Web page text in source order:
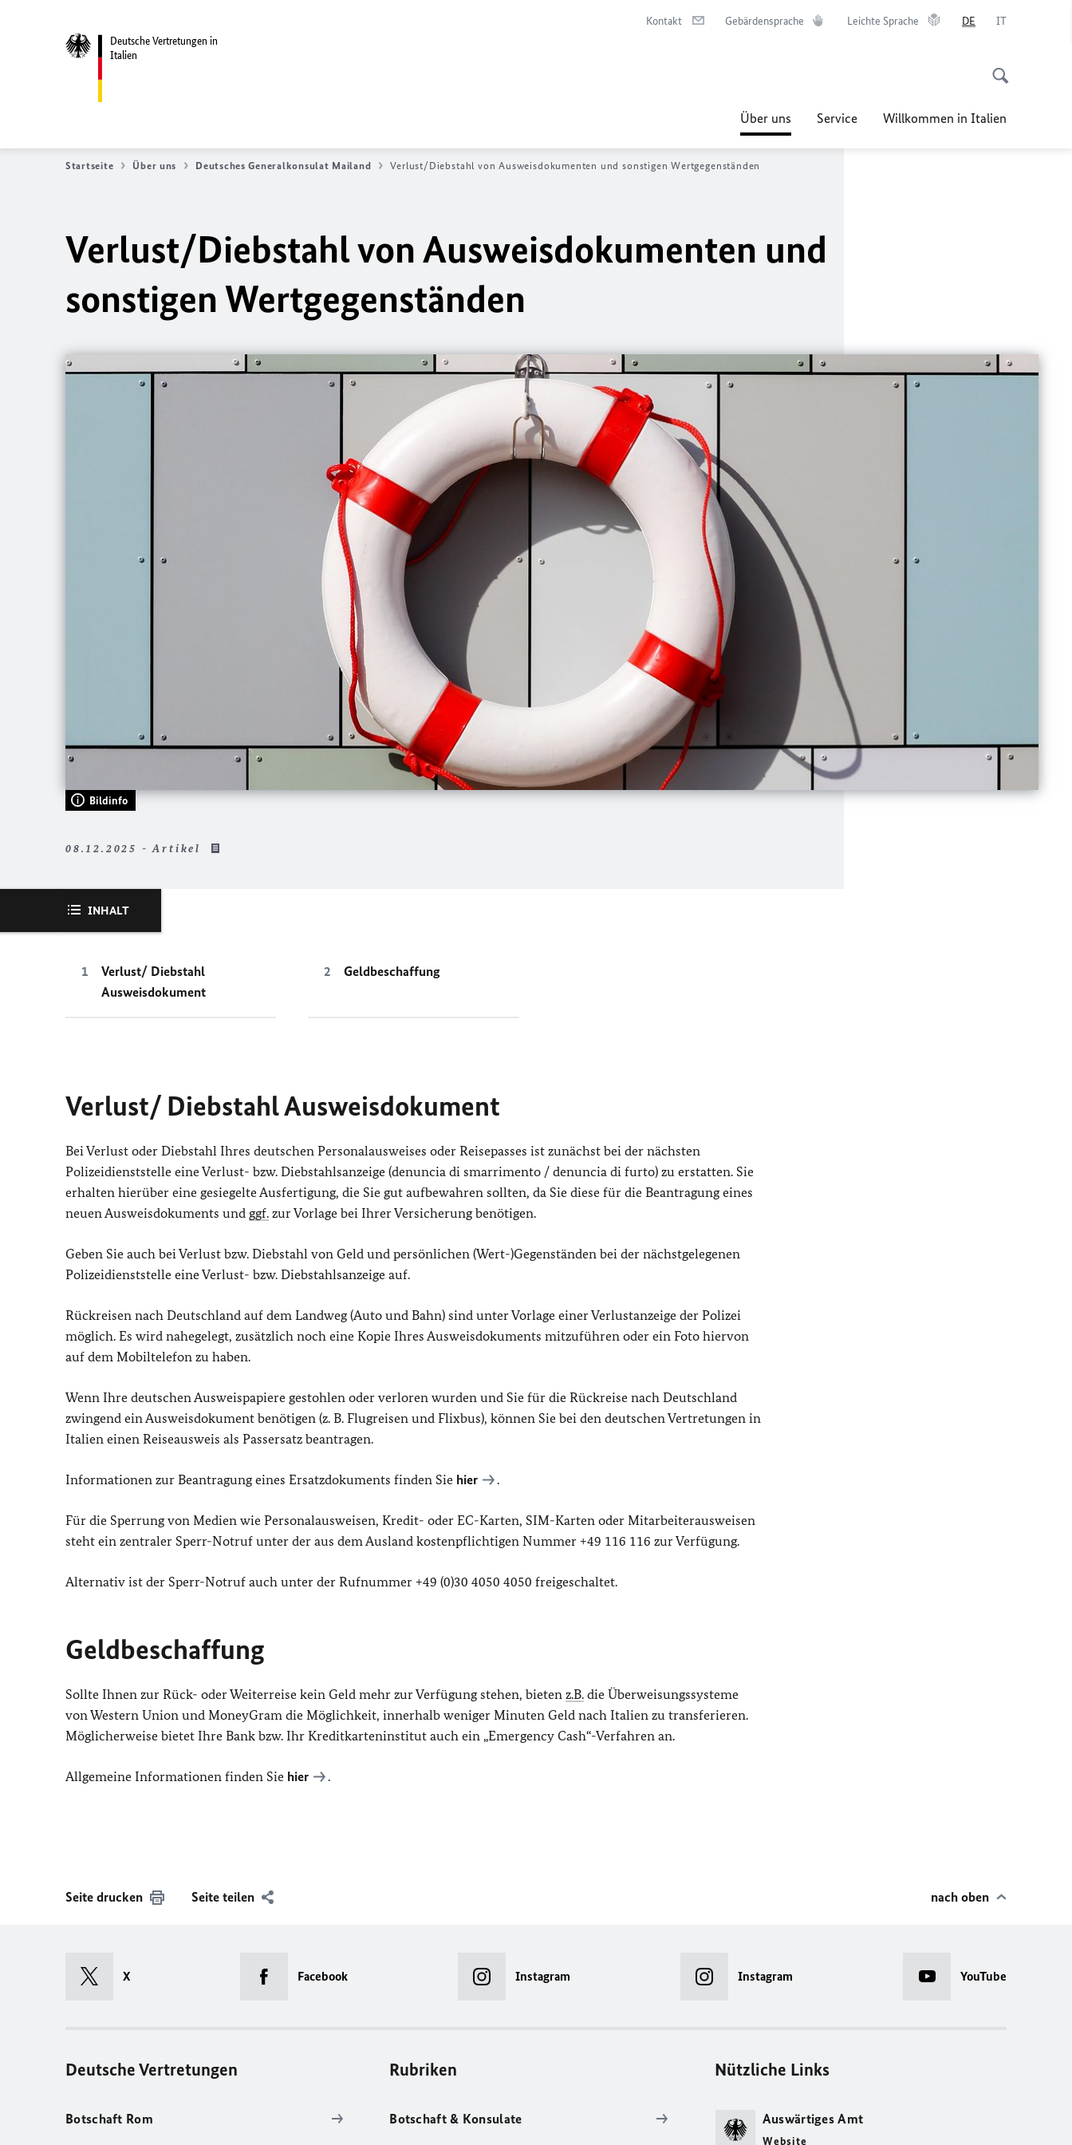
Deutsche Vertretungen in
Italien
Kontakt Gebärdensprache Leichte Sprache DE IT
Über uns Service Willkommen in Italien
Startseite Über uns Deutsches Generalkonsulat Mailand Verlust/Diebstahl von Ausweisdokumenten und sonstigen Wertgegenständen
Verlust/Diebstahl von Ausweisdokumenten und
sonstigen Wertgegenständen
Bildinfo
08.12.2025 - Artikel
INHALT
Verlust/ Diebstahl
Ausweisdokument
Geldbeschaffung
Verlust/ Diebstahl Ausweisdokument
Bei Verlust oder Diebstahl Ihres deutschen Personalausweises oder Reisepasses ist zunächst bei der nächsten
Polizeidienststelle eine Verlust- bzw. Diebstahlsanzeige (denuncia di smarrimento / denuncia di furto) zu erstatten. Sie
erhalten hierüber eine gesiegelte Ausfertigung, die Sie gut aufbewahren sollten, da Sie diese für die Beantragung eines
neuen Ausweisdokuments und ggf. zur Vorlage bei Ihrer Versicherung benötigen.
Geben Sie auch bei Verlust bzw. Diebstahl von Geld und persönlichen (Wert-)Gegenständen bei der nächstgelegenen
Polizeidienststelle eine Verlust- bzw. Diebstahlsanzeige auf.
Rückreisen nach Deutschland auf dem Landweg (Auto und Bahn) sind unter Vorlage einer Verlustanzeige der Polizei
möglich. Es wird nahegelegt, zusätzlich noch eine Kopie Ihres Ausweisdokuments mitzuführen oder ein Foto hiervon
auf dem Mobiltelefon zu haben.
Wenn Ihre deutschen Ausweispapiere gestohlen oder verloren wurden und Sie für die Rückreise nach Deutschland
zwingend ein Ausweisdokument benötigen (z. B. Flugreisen und Flixbus), können Sie bei den deutschen Vertretungen in
Italien einen Reiseausweis als Passersatz beantragen.
Informationen zur Beantragung eines Ersatzdokuments finden Sie hier .
Für die Sperrung von Medien wie Personalausweisen, Kredit- oder EC-Karten, SIM-Karten oder Mitarbeiterausweisen
steht ein zentraler Sperr-Notruf unter der aus dem Ausland kostenpflichtigen Nummer +49 116 116 zur Verfügung.
Alternativ ist der Sperr-Notruf auch unter der Rufnummer +49 (0)30 4050 4050 freigeschaltet.
Geldbeschaffung
Sollte Ihnen zur Rück- oder Weiterreise kein Geld mehr zur Verfügung stehen, bieten z.B. die Überweisungssysteme
von Western Union und MoneyGram die Möglichkeit, innerhalb weniger Minuten Geld nach Italien zu transferieren.
Möglicherweise bietet Ihre Bank bzw. Ihr Kreditkarteninstitut auch ein „Emergency Cash“-Verfahren an.
Allgemeine Informationen finden Sie hier .
Seite drucken Seite teilen nach oben
X Facebook Instagram Instagram YouTube
Deutsche Vertretungen
Botschaft Rom
Rubriken
Botschaft & Konsulate
Nützliche Links
Auswärtiges Amt
Website